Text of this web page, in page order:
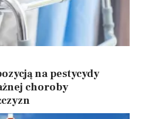
na pestycydy
choroby